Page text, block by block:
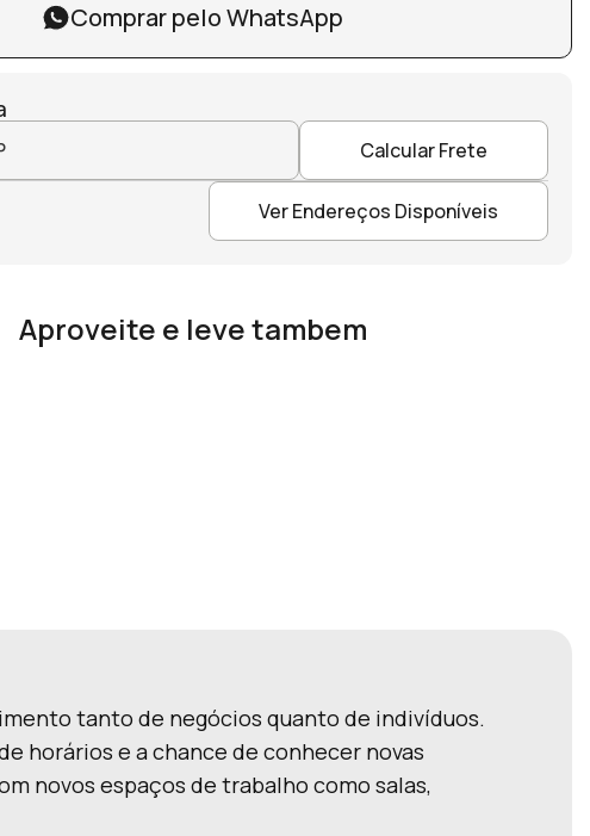
Comprar pelo WhatsApp
Calcular Frete
Ver Endereços Disponíveis
Aproveite e leve tambem
tanto de negócios quanto de indivíduos.
horários e a chance de conhecer novas
novos espaços de trabalho como salas,